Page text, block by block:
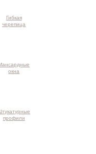
Гибкая
черепица
окна
профили